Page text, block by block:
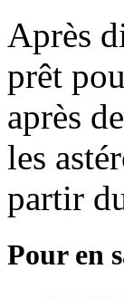
Après
prêt
après
les
partir
Pour en